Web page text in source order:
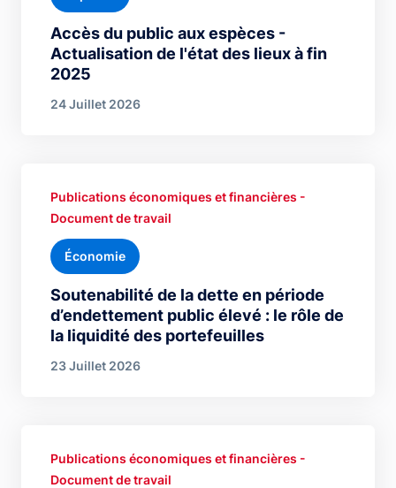
Accès du public aux espèces -
Actualisation de l'état des lieux à fin
2025
24 Juillet 2026
Soutenabilité de la dette en période
d’endettement public élevé : le rôle de
la liquidité des portefeuilles
Publications économiques et financières -
Document de travail
Économie
23 Juillet 2026
Publications économiques et financières -
Document de travail